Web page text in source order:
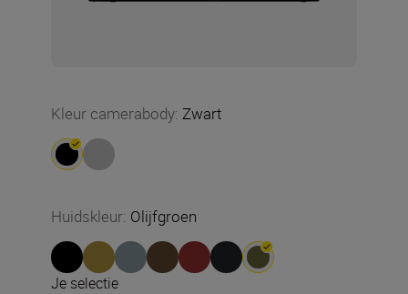
Kleur camerabody: Zwart
Huidskleur: Olijfgroen
Je selectie